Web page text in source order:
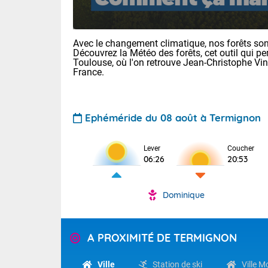
TENDANCE
Pour la
Au niveau
Tendance
Avec le changement climatique, nos forêts
Découvrez la Météo des forêts, cet outil qui
Toulouse, où l'on retrouve Jean-Christophe
France.
Ephéméride du 08 août à Termignon
Lever
06:26
Coucher
20:53
Dominique
A PROXIMITÉ DE TERMIGNON
Ville Station de ski Ville
Voici les
: 13/28 Paris
Limoges :
Lille : 14/29
(26), Gard